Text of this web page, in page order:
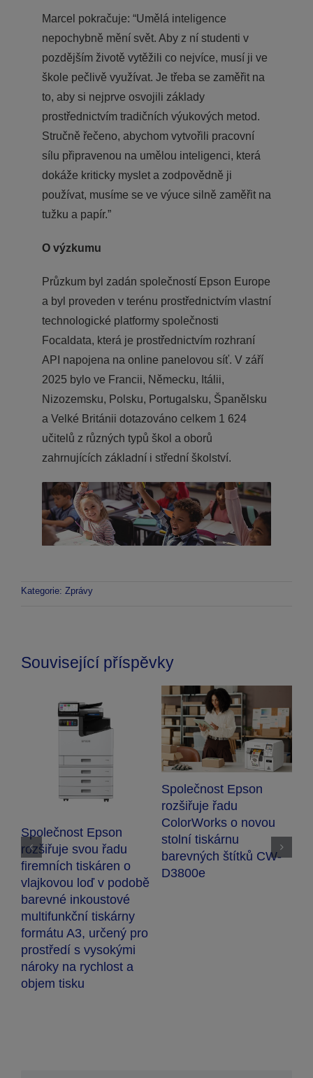
Marcel pokračuje: “Umělá inteligence
nepochybně mění svět. Aby z ní studenti v
pozdějším životě vytěžili co nejvíce, musí ji ve
škole pečlivě využívat. Je třeba se zaměřit na
to, aby si nejprve osvojili základy
prostřednictvím tradičních výukových metod.
Stručně řečeno, abychom vytvořili pracovní
sílu připravenou na umělou inteligenci, která
dokáže kriticky myslet a zodpovědně ji
používat, musíme se ve výuce silně zaměřit na
tužku a papír.”
O výzkumu
Průzkum byl zadán společností Epson Europe
a byl proveden v terénu prostřednictvím vlastní
technologické platformy společnosti
Focaldata, která je prostřednictvím rozhraní
API napojena na online panelovou síť. V září
2025 bylo ve Francii, Německu, Itálii,
Nizozemsku, Polsku, Portugalsku, Španělsku
a Velké Británii dotazováno celkem 1 624
učitelů z různých typů škol a oborů
zahrnujících základní i střední školství.
Kategorie: Zprávy
Související příspěvky
Společnost Epson
rozšiřuje svou řadu
firemních tiskáren o
vlajkovou loď v podobě
barevné inkoustové
multifunkční tiskárny
formátu A3, určený pro
prostředí s vysokými
nároky na rychlost a
objem tisku
Společnost Epson
rozšiřuje řadu
ColorWorks o novou
stolní tiskárnu
barevných štítků CW-
D3800e